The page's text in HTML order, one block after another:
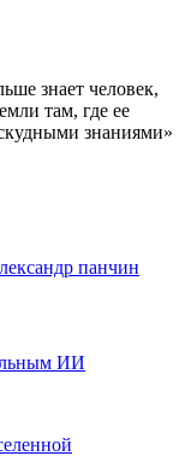
знает человек,
там, где ее
знаниями»
панчин
ИИ